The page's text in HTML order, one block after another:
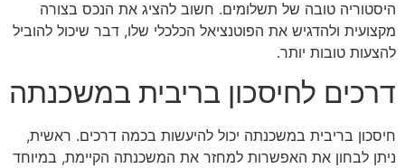
היסטוריה טובה של תשלומים. חשוב להציג את הנכס בצורה
מקצועית ולהדגיש את הפוטנציאל הכלכלי שלו, דבר שיכול להוביל
להצעות טובות יותר.
דרכים לחיסכון בריבית במשכנתה
חיסכון בריבית במשכנתה יכול להיעשות בכמה דרכים. ראשית,
ניתן לבחון את האפשרות למחזר את המשכנתה הקיימת, במיוחד